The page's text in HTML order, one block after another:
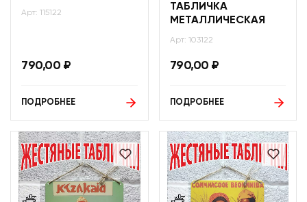
Арт: 115122
790,00 ₽
ПОДРОБНЕЕ
ТАБЛИЧКА
МЕТАЛЛИЧЕСКАЯ
Арт: 103122
790,00 ₽
ПОДРОБНЕЕ